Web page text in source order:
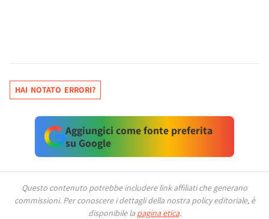
HAI NOTATO ERRORI?
Aggiungici come fonte preferita
su Google
Questo contenuto potrebbe includere link affiliati che generano
commissioni. Per conoscere i dettagli della nostra policy editoriale, è
disponibile la pagina etica.